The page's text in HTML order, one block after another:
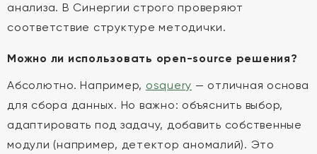
анализа. В Синергии строго проверяют
соответствие структуре методички.
Можно ли использовать open-source решения?
Абсолютно. Например, osquery — отличная основа
для сбора данных. Но важно: объяснить выбор,
адаптировать под задачу, добавить собственные
модули (например, детектор аномалий). Это